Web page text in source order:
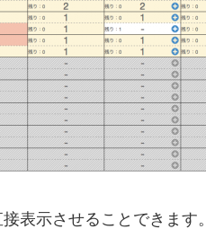
表示させることできます。